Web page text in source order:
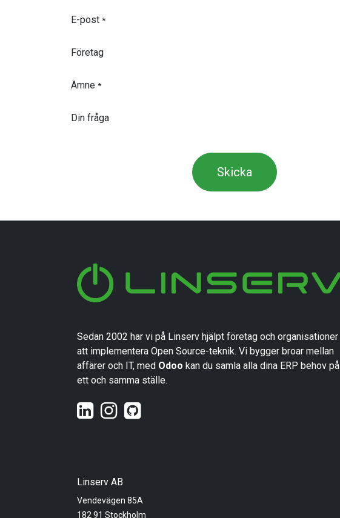
E-post *
Företag
Ämne *
Din fråga
Skicka
Sedan 2002 har vi på Linserv hjälpt företag och organisationer
att implementera Open Source-teknik. Vi bygger broar mellan
affärer och IT, med Odoo kan du samla alla dina ERP behov på
ett och samma ställe.
Linserv AB
Vendevägen 85A
182 91 Stockholm